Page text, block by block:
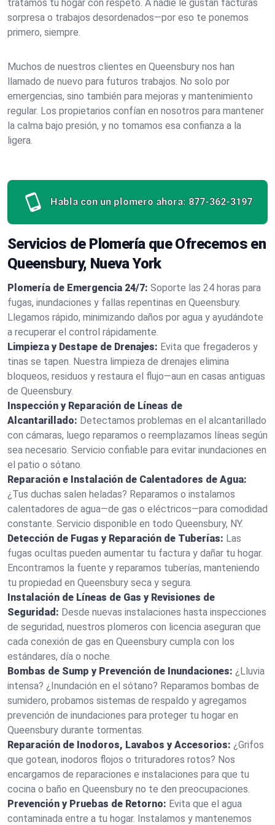
tratamos tu hogar con respeto. A nadie le gustan facturas
sorpresa o trabajos desordenados—por eso te ponemos
primero, siempre.
Muchos de nuestros clientes en Queensbury nos han
llamado de nuevo para futuros trabajos. No solo por
emergencias, sino también para mejoras y mantenimiento
regular. Los propietarios confían en nosotros para mantener
la calma bajo presión, y no tomamos esa confianza a la
ligera.
Habla con un plomero ahora: 877-362-3197
Servicios de Plomería que Ofrecemos en
Queensbury, Nueva York
Plomería de Emergencia 24/7: Soporte las 24 horas para
fugas, inundaciones y fallas repentinas en Queensbury.
Llegamos rápido, minimizando daños por agua y ayudándote
a recuperar el control rápidamente.
Limpieza y Destape de Drenajes: Evita que fregaderos y
tinas se tapen. Nuestra limpieza de drenajes elimina
bloqueos, residuos y restaura el flujo—aun en casas antiguas
de Queensbury.
Inspección y Reparación de Líneas de
Alcantarillado: Detectamos problemas en el alcantarillado
con cámaras, luego reparamos o reemplazamos líneas según
sea necesario. Servicio confiable para evitar inundaciones en
el patio o sótano.
Reparación e Instalación de Calentadores de Agua:
¿Tus duchas salen heladas? Reparamos o instalamos
calentadores de agua—de gas o eléctricos—para comodidad
constante. Servicio disponible en todo Queensbury, NY.
Detección de Fugas y Reparación de Tuberías: Las
fugas ocultas pueden aumentar tu factura y dañar tu hogar.
Encontramos la fuente y reparamos tuberías, manteniendo
tu propiedad en Queensbury seca y segura.
Instalación de Líneas de Gas y Revisiones de
Seguridad: Desde nuevas instalaciones hasta inspecciones
de seguridad, nuestros plomeros con licencia aseguran que
cada conexión de gas en Queensbury cumpla con los
estándares, día o noche.
Bombas de Sump y Prevención de Inundaciones: ¿Lluvia
intensa? ¿Inundación en el sótano? Reparamos bombas de
sumidero, probamos sistemas de respaldo y agregamos
prevención de inundaciones para proteger tu hogar en
Queensbury durante tormentas.
Reparación de Inodoros, Lavabos y Accesorios: ¿Grifos
que gotean, inodoros flojos o trituradores rotos? Nos
encargamos de reparaciones e instalaciones para que tu
cocina o baño en Queensbury no te den preocupaciones.
Prevención y Pruebas de Retorno: Evita que el agua
contaminada entre a tu hogar. Instalamos y mantenemos